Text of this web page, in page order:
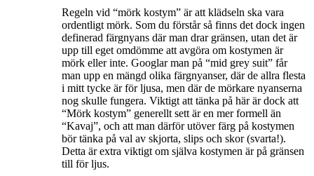
Regeln vid “mörk kostym” är att klädseln ska vara
ordentligt mörk. Som du förstår så finns det dock ingen
definerad färgnyans där man drar gränsen, utan det är
upp till eget omdömme att avgöra om kostymen är
mörk eller inte. Googlar man på “mid grey suit” får
man upp en mängd olika färgnyanser, där de allra flesta
i mitt tycke är för ljusa, men där de mörkare nyanserna
nog skulle fungera. Viktigt att tänka på här är dock att
“Mörk kostym” generellt sett är en mer formell än
“Kavaj”, och att man därför utöver färg på kostymen
bör tänka på val av skjorta, slips och skor (svarta!).
Detta är extra viktigt om själva kostymen är på gränsen
till för ljus.